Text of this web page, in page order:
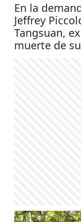
En la
Jeffrey
Tangsuan,
muerte de